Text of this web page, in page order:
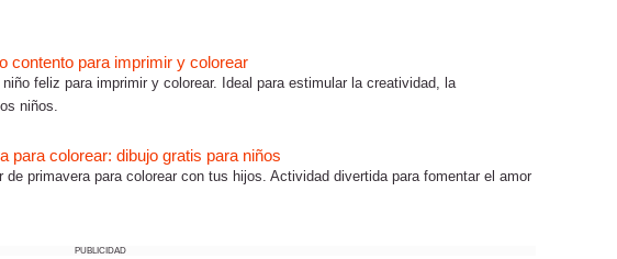
contento para imprimir y colorear
feliz para imprimir y colorear. Ideal para estimular la creatividad, la
niños.
para colorear: dibujo gratis para niños
de primavera para colorear con tus hijos. Actividad divertida para fomentar el amor
PUBLICIDAD